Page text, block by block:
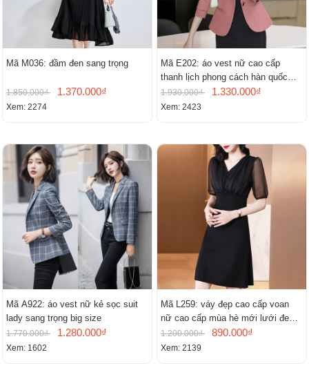
Mã M036: đầm đen sang trọng
1.850.000₫ 1.370.000₫
Xem: 2274
Mã E202: áo vest nữ cao cấp
thanh lịch phong cách hàn quốc
mới
1.930.000₫ 1.330.000₫
Xem: 2423
Mã A922: áo vest nữ kẻ sọc suit
lady sang trọng big size
1.770.000₫ 1.280.000₫
Xem: 1602
Mã L259: váy đẹp cao cấp voan
nữ cao cấp mùa hè mới lưới đen
cao cấp khí chất nhỏ tay ngắn
1.200.000₫ 890.000₫
Xem: 2139